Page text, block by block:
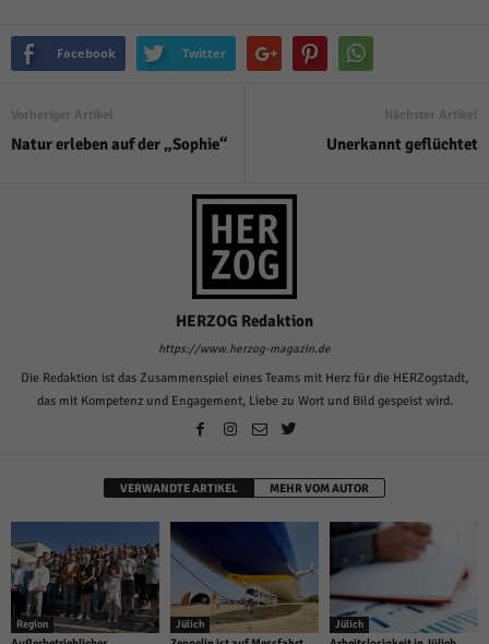
Facebook Twitter
Vorheriger Artikel
Natur erleben auf der „Sophie“
Nächster Artikel
Unerkannt geflüchtet
HERZOG Redaktion
https://www.herzog-magazin.de
Die Redaktion ist das Zusammenspiel eines Teams mit Herz für die HERZogstadt,
das mit Kompetenz und Engagement, Liebe zu Wort und Bild gespeist wird.
VERWANDTE ARTIKEL MEHR VOM AUTOR
Region Jülich Jülich